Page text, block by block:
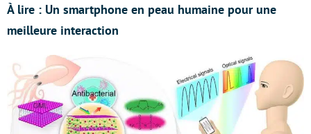
À lire : Un smartphone en peau humaine pour une
meilleure interaction